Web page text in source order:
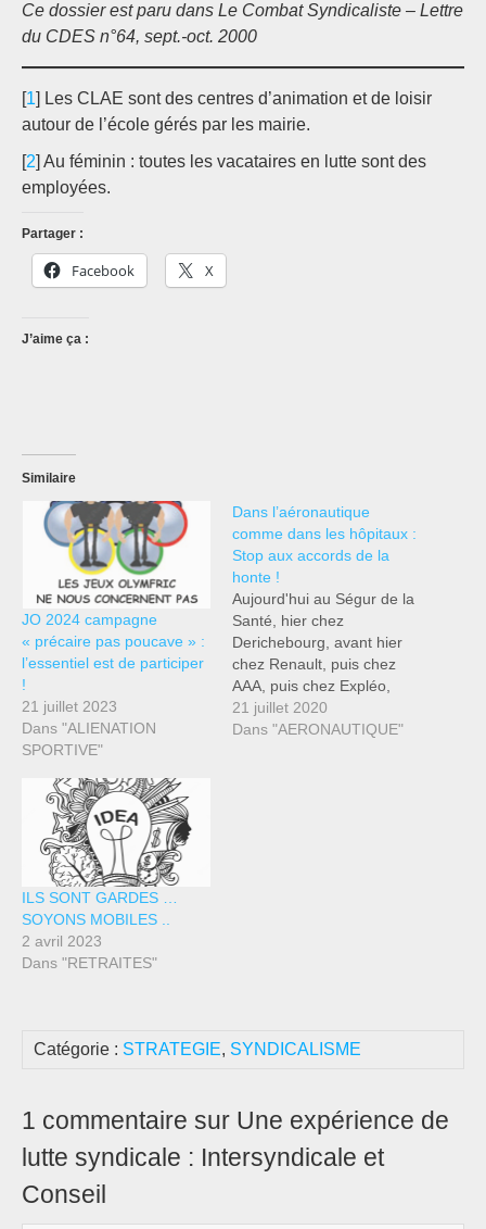
Ce dossier est paru dans Le Combat Syndicaliste – Lettre
du CDES n°64, sept.-oct. 2000
[1] Les CLAE sont des centres d’animation et de loisir
autour de l’école gérés par les mairie.
[2] Au féminin : toutes les vacataires en lutte sont des
employées.
Partager :
Facebook X
J’aime ça :
Similaire
JO 2024 campagne
« précaire pas poucave » :
l’essentiel est de participer
!
21 juillet 2023
Dans "ALIENATION
SPORTIVE"
Dans l’aéronautique
comme dans les hôpitaux :
Stop aux accords de la
honte !
Aujourd'hui au Ségur de la
Santé, hier chez
Derichebourg, avant hier
chez Renault, puis chez
AAA, puis chez Expléo,
puis... Les partenaires
sociaux signent des
21 juillet 2020
Dans "AERONAUTIQUE"
ILS SONT GARDES …
SOYONS MOBILES ..
2 avril 2023
Dans "RETRAITES"
Catégorie : STRATEGIE, SYNDICALISME
1 commentaire sur Une expérience de
lutte syndicale : Intersyndicale et
Conseil